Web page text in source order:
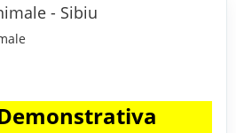
- Sibiu